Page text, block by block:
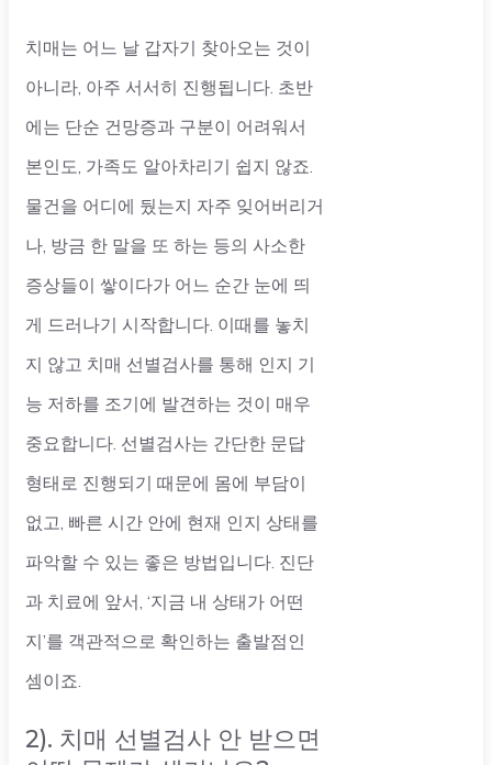
치매는 어느 날 갑자기 찾아오는 것이
아니라, 아주 서서히 진행됩니다. 초반
에는 단순 건망증과 구분이 어려워서
본인도, 가족도 알아차리기 쉽지 않죠.
물건을 어디에 뒀는지 자주 잊어버리거
나, 방금 한 말을 또 하는 등의 사소한
증상들이 쌓이다가 어느 순간 눈에 띄
게 드러나기 시작합니다. 이때를 놓치
지 않고 치매 선별검사를 통해 인지 기
능 저하를 조기에 발견하는 것이 매우
중요합니다. 선별검사는 간단한 문답
형태로 진행되기 때문에 몸에 부담이
없고, 빠른 시간 안에 현재 인지 상태를
파악할 수 있는 좋은 방법입니다. 진단
과 치료에 앞서, ‘지금 내 상태가 어떤
지’를 객관적으로 확인하는 출발점인
셈이죠.
2). 치매 선별검사 안 받으면